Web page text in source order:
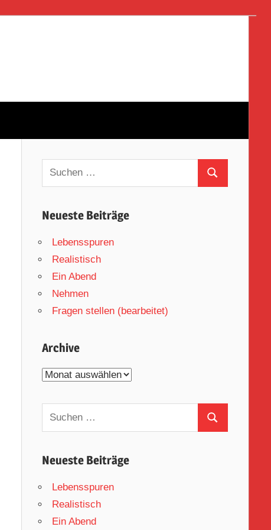
Suchen
nach:
Suchen
Neueste Beiträge
Lebensspuren
Realistisch
Ein Abend
Nehmen
Fragen stellen (bearbeitet)
Archive
Archive
Suchen
nach:
Suchen
Neueste Beiträge
Lebensspuren
Realistisch
Ein Abend